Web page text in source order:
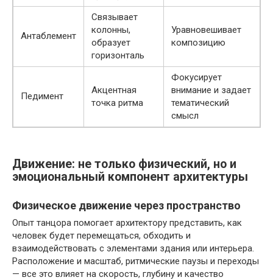
Антаблемент
Связывает
колонны,
образует
горизонталь
Уравновешивает
композицию
Педимент
Акцентная
точка ритма
Фокусирует
внимание и задает
тематический
смысл
Движение: не только физический, но и
эмоциональный компонент архитектуры
Физическое движение через пространство
Опыт танцора помогает архитектору представить, как
человек будет перемещаться, обходить и
взаимодействовать с элементами здания или интерьера.
Расположение и масштаб, ритмические паузы и переходы
— все это влияет на скорость, глубину и качество